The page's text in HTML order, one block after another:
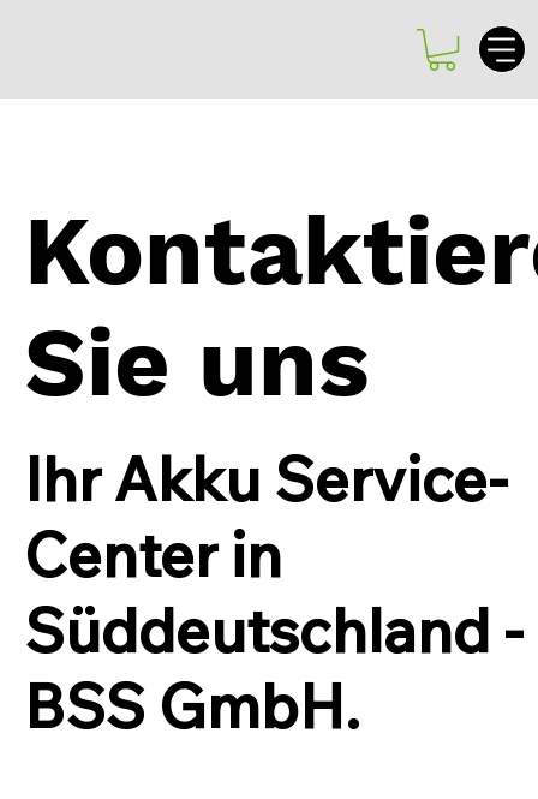
Sie uns
Ihr Akku Service-
Center in
Süddeutschland -
BSS GmbH.